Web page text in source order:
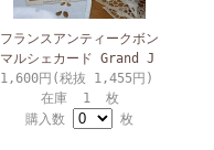
フランスアンティークボン
マルシェカード Grand J
1,600円(税抜 1,455円)
在庫 1 枚
購入数
枚